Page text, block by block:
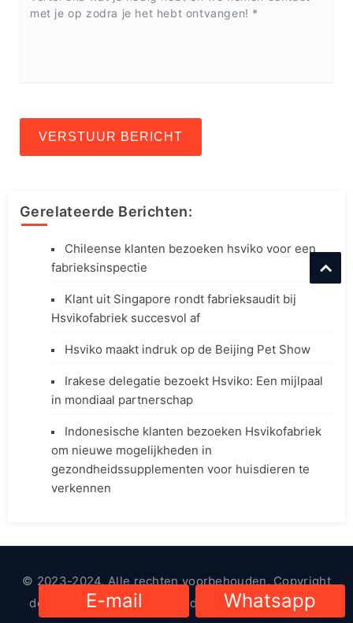
VERSTUUR BERICHT
Gerelateerde Berichten:
Chileense klanten bezoeken hsviko voor een
fabrieksinspectie
Klant uit Singapore rondt fabrieksaudit bij
Hsvikofabriek succesvol af
Hsviko maakt indruk op de Beijing Pet Show
Irakese delegatie bezoekt Hsviko: Een mijlpaal
in mondiaal partnerschap
Indonesische klanten bezoeken Hsvikofabriek
om nieuwe mogelijkheden in
gezondheidssupplementen voor huisdieren te
verkennen
E-mail Whatsapp
© 2023-2024. Alle rechten voorbehouden. Copyright
door
HsViko Dierenbenodigdheden|Privacybeleid